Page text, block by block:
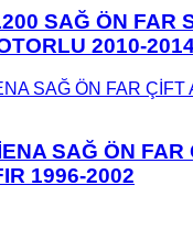
SAĞ ÖN FAR
2010-
SAĞ ÖN FAR
1996-2002